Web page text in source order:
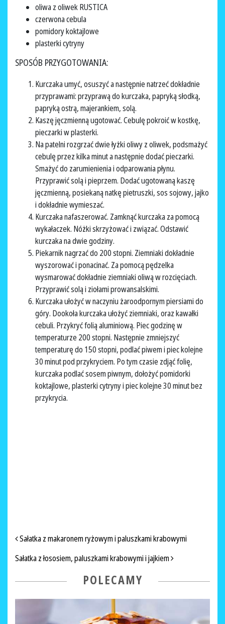
oliwa z oliwek RUSTICA
czerwona cebula
pomidory koktajlowe
plasterki cytryny
SPOSÓB PRZYGOTOWANIA:
Kurczaka umyć, osuszyć a następnie natrzeć dokładnie
przyprawami: przyprawą do kurczaka, papryką słodką,
papryką ostrą, majerankiem, solą.
Kaszę jęczmienną ugotować. Cebulę pokroić w kostkę,
pieczarki w plasterki.
Na patelni rozgrzać dwie łyżki oliwy z oliwek, podsmażyć
cebulę przez kilka minut a następnie dodać pieczarki.
Smażyć do zarumienienia i odparowania płynu.
Przyprawić solą i pieprzem. Dodać ugotowaną kaszę
jęczmienną, posiekaną natkę pietruszki, sos sojowy, jajko
i dokładnie wymieszać.
Kurczaka nafaszerować. Zamknąć kurczaka za pomocą
wykałaczek. Nóżki skrzyżować i związać. Odstawić
kurczaka na dwie godziny.
Piekarnik nagrzać do 200 stopni. Ziemniaki dokładnie
wyszorować i ponacinać. Za pomocą pędzelka
wysmarować dokładnie ziemniaki oliwą w rozcięciach.
Przyprawić solą i ziołami prowansalskimi.
Kurczaka ułożyć w naczyniu żaroodpornym piersiami do
góry. Dookoła kurczaka ułożyć ziemniaki, oraz kawałki
cebuli. Przykryć folią aluminiową. Piec godzinę w
temperaturze 200 stopni. Następnie zmniejszyć
temperaturę do 150 stopni, podlać piwem i piec kolejne
30 minut pod przykryciem. Po tym czasie zdjąć folię,
kurczaka podlać sosem piwnym, dołożyć pomidorki
koktajlowe, plasterki cytryny i piec kolejne 30 minut bez
przykrycia.
NAWIGACJA PO ARTYKUŁACH
Sałatka z makaronem ryżowym i paluszkami krabowymi
Sałatka z łososiem, paluszkami krabowymi i jajkiem
POLECAMY